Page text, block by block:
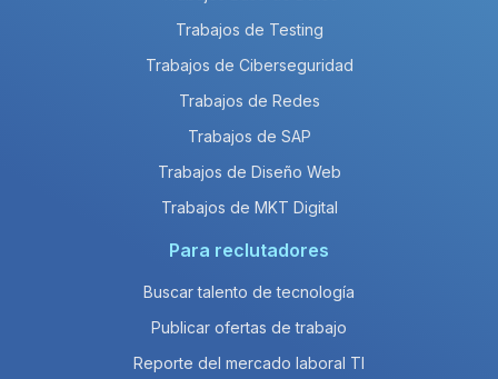
Trabajos de Testing
Trabajos de Ciberseguridad
Trabajos de Redes
Trabajos de SAP
Trabajos de Diseño Web
Trabajos de MKT Digital
Para reclutadores
Buscar talento de tecnología
Publicar ofertas de trabajo
Reporte del mercado laboral TI